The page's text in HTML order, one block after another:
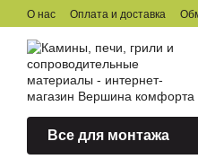
Перейти к основному контенту
О нас Оплата и доставка
Все для монтажа